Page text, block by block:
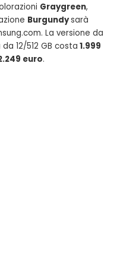
Graygreen,
Burgundysarà
La versione da
12/512 GB costa 1.999
euro.